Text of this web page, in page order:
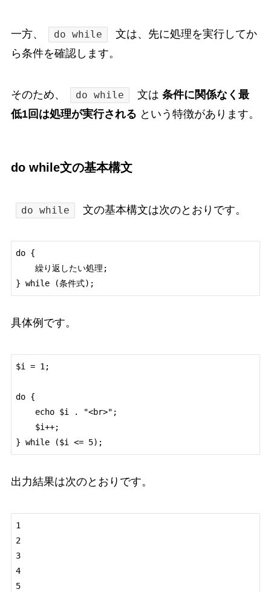
一方、 do while
文は、先に処理を実行してか
ら条件を確認します。
そのため、 do while 文は条件に関係なく最
低1回は処理が実行される という特徴があります。
do while文の基本構文
do while 文の基本構文は次のとおりです。
do {
具体例です。
$i = 1;
do {
出力結果は次のとおりです。
1
2
3
4
5